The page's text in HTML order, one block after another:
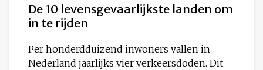
De 10 levensgevaarlijkste landen om
in te rijden
Per honderdduizend inwoners vallen in
Nederland jaarlijks vier verkeersdoden. Dit